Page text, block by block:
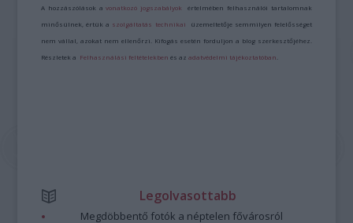
A hozzászólások avonatkozó jogszabályok értelmében felhasználói tartalomnak
minősülnek, értük a szolgáltatás technikai üzemeltetője semmilyen felelősséget
nem vállal, azokat nem ellenőrzi. Kifogás esetén forduljon a blog szerkesztőjéhez.
Részletek a Felhasználási feltételekben és azadatvédelmi tájékoztatóban
Legolvasottabb
Megdöbbentő fotók a néptelen fővárosról